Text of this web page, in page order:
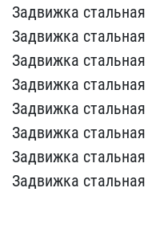
Задвижка
Задвиж​ка
Задвижка
Задвиж​ка
Задвижка
Задвиж​ка
Задвижка
Задви​жка